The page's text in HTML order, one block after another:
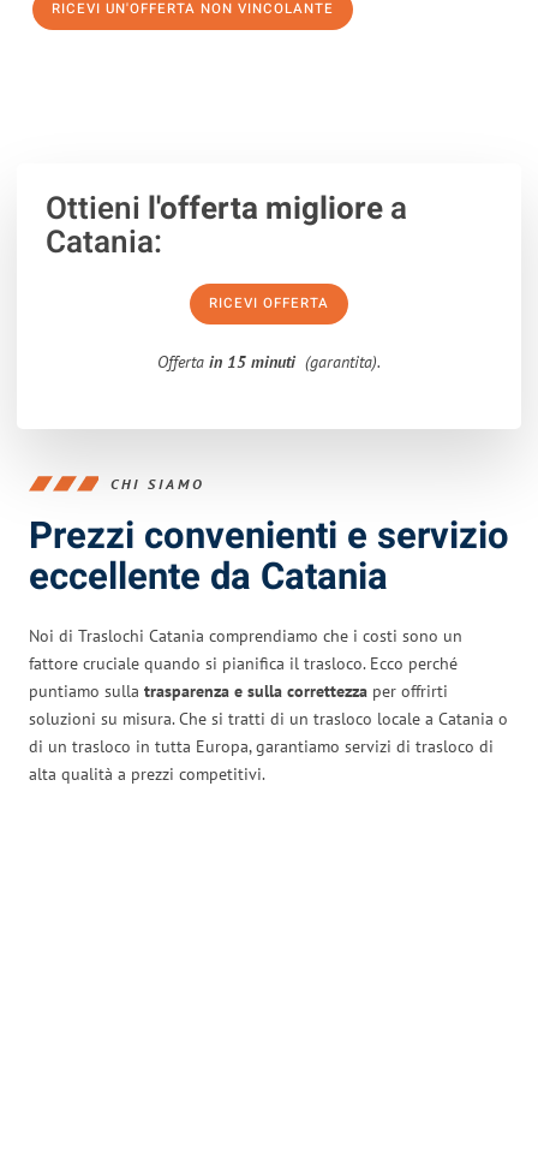
RICEVI UN'OFFERTA NON VINCOLANTE
Ottieni l'offerta migliorea
Catania:
RICEVI OFFERTA
Offerta in 15 minuti (garantita).
CHI SIAMO
Prezzi convenienti e servizio
eccellente da Catania
Noi di Traslochi Catania comprendiamo che i costi sono un
fattore cruciale quando si pianifica il trasloco. Ecco perché
puntiamo sulla trasparenza e sulla correttezza per offrirti
soluzioni su misura. Che si tratti di un trasloco locale a Catania o
di un trasloco in tutta Europa, garantiamo servizi di trasloco di
alta qualità a prezzi competitivi.